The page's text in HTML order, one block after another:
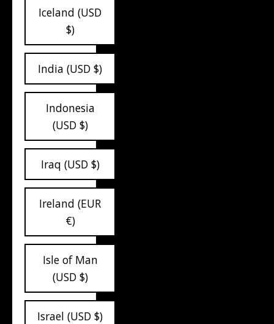
Iceland (USD
$)
India (USD $)
Indonesia
(USD $)
Iraq (USD $)
Ireland (EUR
€)
Isle of Man
(USD $)
Israel (USD $)